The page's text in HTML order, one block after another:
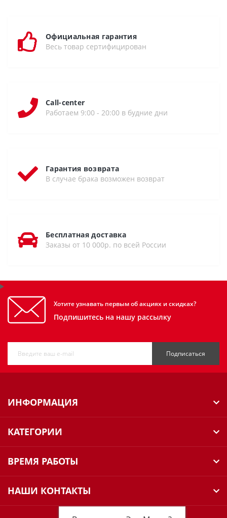
Официальная гарантия
Весь товар сертифицирован
Call-center
Работаем 9:00 - 20:00 в будние дни
Гарантия возврата
В случае брака возможен возврат
Бесплатная доставка
Заказы от 10 000р. по всей России
Хотите узнавать первым об акциях и скидках?
Подпишитесь на нашу рассылку
Подписаться
ИНФОРМАЦИЯ
КАТЕГОРИИ
ВРЕМЯ РАБОТЫ
НАШИ КОНТАКТЫ